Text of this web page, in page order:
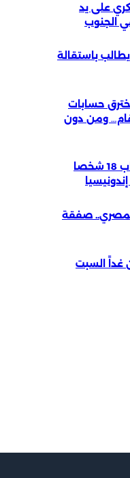
على يد
الجنوب
باستقالة
حسابات
عبر رمز من 6 أرقام… ومن دون
الإمساك بقرد «مكاك» أصاب 18 شخصا
صفقة
غداً السبت